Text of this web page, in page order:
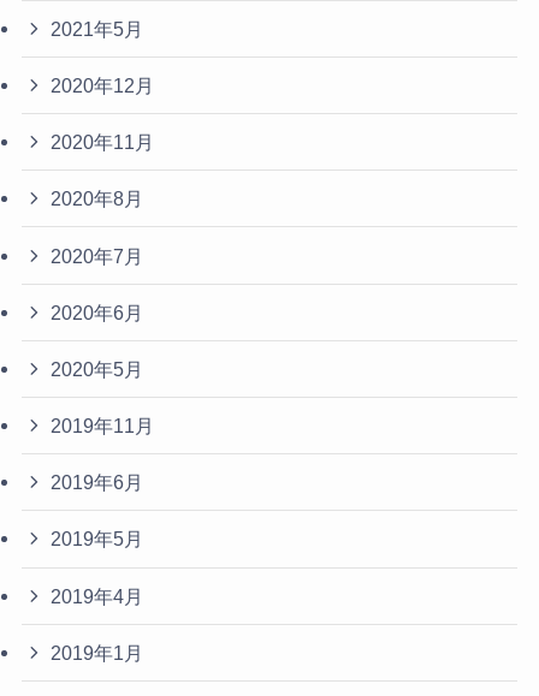
2021年5月
2020年12月
2020年11月
2020年8月
2020年7月
2020年6月
2020年5月
2019年11月
2019年6月
2019年5月
2019年4月
2019年1月